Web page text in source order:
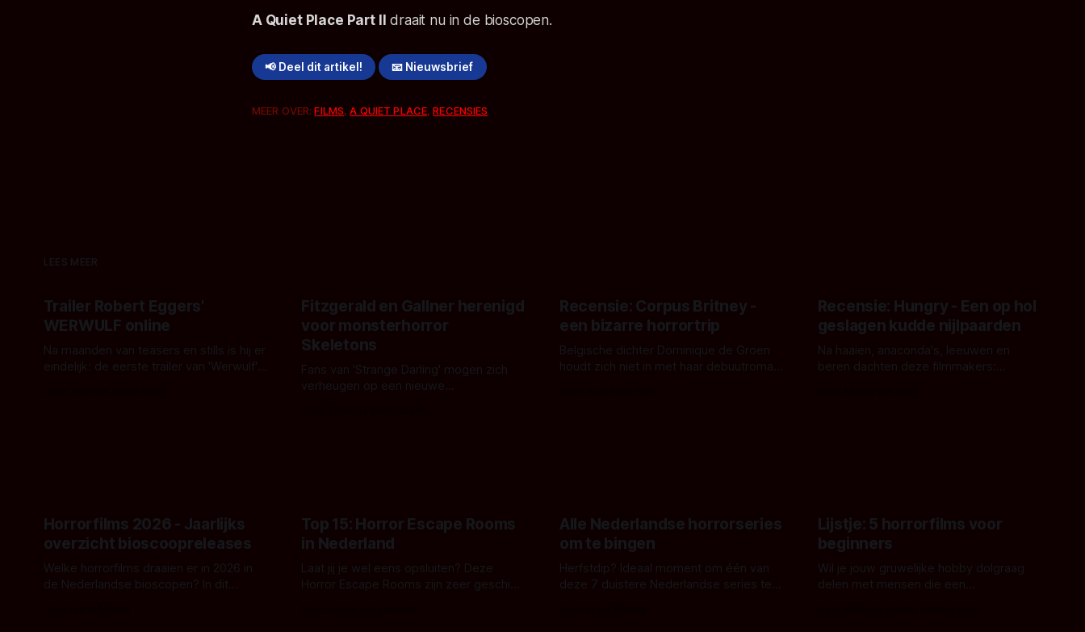
A Quiet Place Part II draait nu in de bioscopen.
📢 Deel dit artikel! 📧 Nieuwsbrief
MEER OVER:FILMS,A QUIET PLACE,RECENSIES
LEES MEER
Trailer Robert Eggers'
WERWULF online
Na maanden van teasers en stills is hij er
eindelijk: de eerste trailer van 'Werwulf'.
Fitzgerald en Gallner herenigd
voor monsterhorror
Skeletons
Fans van 'Strange Darling' mogen zich
verheugen op een nieuwe
Recensie: Corpus Britney -
een bizarre horrortrip
Belgische dichter Dominique de Groen
houdt zich niet in met haar debuutroman.
Recensie: Hungry - Een op hol
geslagen kudde nijlpaarden
Na haaien, anaconda's, leeuwen en
beren dachten deze filmmakers:
Horrorfilms 2026 - Jaarlijks
overzicht bioscoopreleases
Welke horrorfilms draaien er in 2026 in
de Nederlandse bioscopen? In dit
Top 15: Horror Escape Rooms
in Nederland
Laat jij je wel eens opsluiten? Deze
Horror Escape Rooms zijn zeer geschikt
Alle Nederlandse horrorseries
om te bingen
Herfstdip? Ideaal moment om één van
deze 7 duistere Nederlandse series te
Lijstje: 5 horrorfilms voor
beginners
Wil je jouw gruwelijke hobby dolgraag
delen met mensen die een